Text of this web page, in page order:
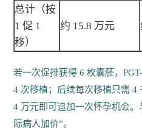
总计（按
1 促 1
移）
约 15.8 万元
若一次促排获得 6 枚囊胚，
4 次移植；后续每次移植只需 4
4 万元即可追加一次怀孕机会
际病人加价”。